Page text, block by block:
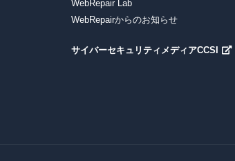
WebRepair Lab
WebRepairからのお知らせ
サイバーセキュリティメディアCCSI